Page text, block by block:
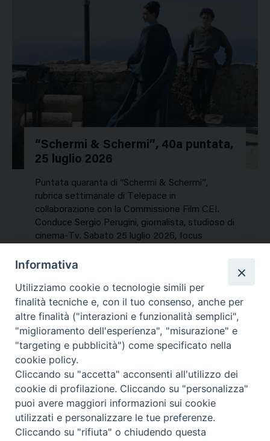
“Schermi & Schermi”, 40a puntata,
25 luglio 2026
Puntata quaranta di “Schermi & Schermi”,
rubrica settimanale di Telepace in
collaborazione con la Commissione Film CEI.
Conduce Sergio Perugini, giornalista, studioso di
cinema-Tv. Sabato 25 luglio 2026, focus
NEWS, PERCORSI TEMATICI
Mercoledì 29 Luglio 2026
Contatti & Info
Informativa
Utilizziamo cookie o tecnologie simili per
finalità tecniche e, con il tuo consenso, anche per
altre finalità ("interazioni e funzionalità semplici",
"miglioramento dell'esperienza", "misurazione" e
"targeting e pubblicità") come specificato nella
cookie policy.
Cliccando su "accetta" acconsenti all'utilizzo dei
cookie di profilazione. Cliccando su "personalizza"
puoi avere maggiori informazioni sui cookie
utilizzati e personalizzare le tue preferenze.
Cliccando su "rifiuta" o chiudendo questa